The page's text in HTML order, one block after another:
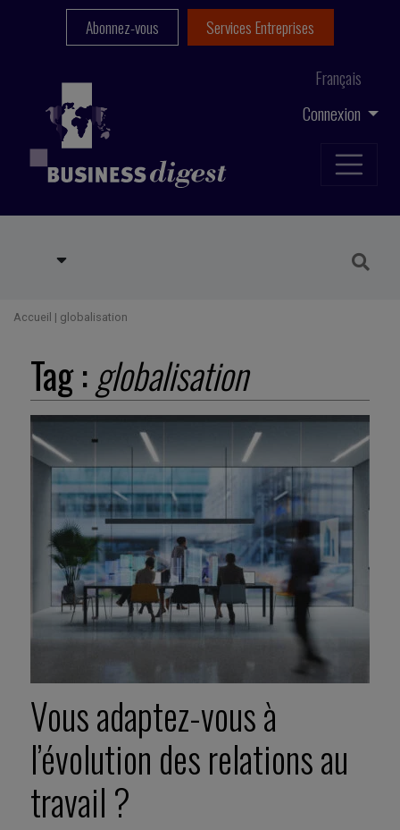
Connexion
Français
Abonnez-vous Services Entreprises
Accueil | globalisation
Tag :globalisation
Vous adaptez-vous à
l’évolution des relations au
travail ?